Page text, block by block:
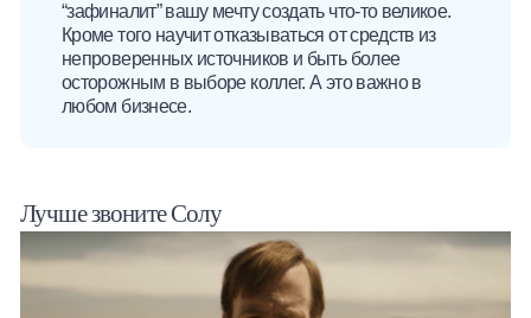
“зафиналит” вашу мечту создать что-то великое.
Кроме того научит отказываться от средств из
непроверенных источников и быть более
осторожным в выборе коллег. А это важно в
любом бизнесе.
Лучше звоните Солу